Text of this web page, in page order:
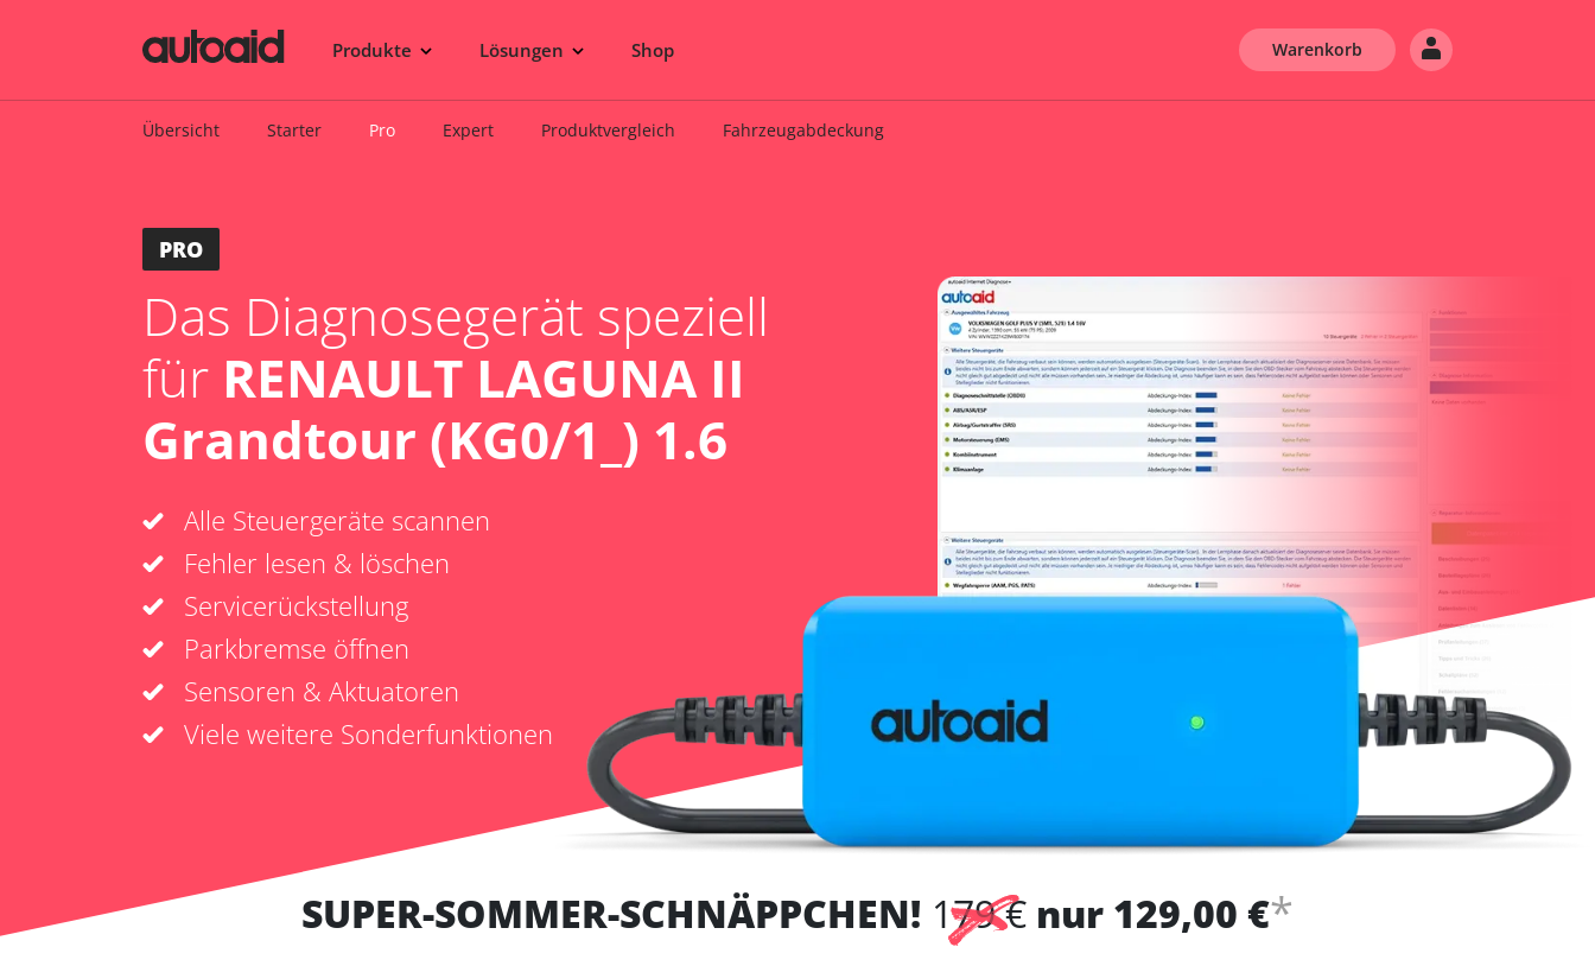
Produkte Lösungen Shop Warenkorb
Übersicht Starter Pro Expert Produktvergleich Fahrzeugabdeckung
PRO
Das Diagnosegerät speziell
für RENAULT LAGUNA II
Grandtour (KG0/1_) 1.6
Alle Steuergeräte scannen
Fehler lesen & löschen
Servicerückstellung
Parkbremse öffnen
Sensoren & Aktuatoren
Viele weitere Sonderfunktionen
SUPER-SOMMER-SCHNÄPPCHEN! 179 € nur 129,00 €*